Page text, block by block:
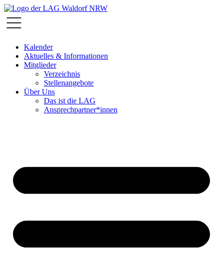
Zum
Inhalt
springen
Kalender
Aktuelles & Informationen
Mitglieder
Verzeichnis
Stellenangebote
Über Uns
Das ist die LAG
Ansprechpartner*innen